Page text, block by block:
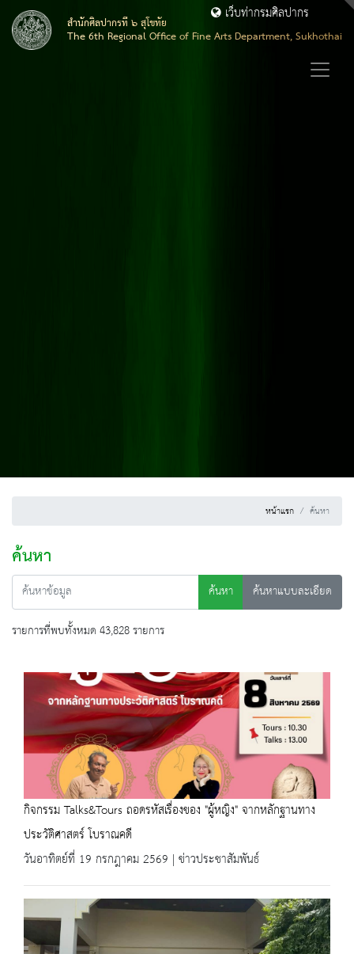
สำนักศิลปากรที่ ๖ สุโขทัย
The 6th Regional Office of Fine Arts Department, Sukhothai
เว็บท่ากรมศิลปากร
หน้าแรก ค้นหา
ค้นหา
ค้นหา
ค้นหาแบบละเอียด
รายการที่พบทั้งหมด 43,828 รายการ
กิจกรรม Talks&Tours ถอดรหัสเรื่องของ "ผู้หญิง" จากหลักฐานทาง
ประวัติศาสตร์ โบราณคดี
วันอาทิตย์ที่ 19 กรกฎาคม 2569 | ข่าวประชาสัมพันธ์